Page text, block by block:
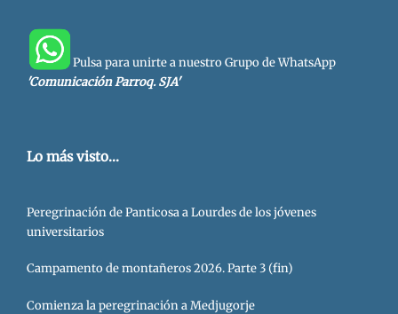
Pulsa para unirte a nuestro Grupo de WhatsApp
'Comunicación Parroq. SJA'
Lo más visto...
Peregrinación de Panticosa a Lourdes de los jóvenes
universitarios
Campamento de montañeros 2026. Parte 3 (fin)
Comienza la peregrinación a Medjugorje